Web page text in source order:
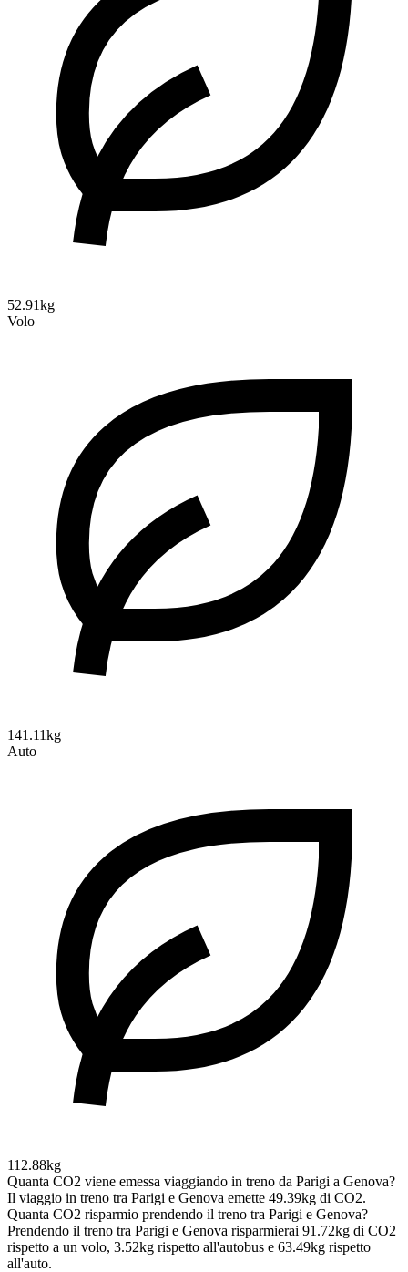
52.91kg
Volo
141.11kg
Auto
112.88kg
Quanta CO2 viene emessa viaggiando in treno da Parigi a Genova?
Il viaggio in treno tra Parigi e Genova emette 49.39kg di CO2.
Quanta CO2 risparmio prendendo il treno tra Parigi e Genova?
Prendendo il treno tra Parigi e Genova risparmierai 91.72kg di CO2
rispetto a un volo, 3.52kg rispetto all'autobus e 63.49kg rispetto
all'auto.